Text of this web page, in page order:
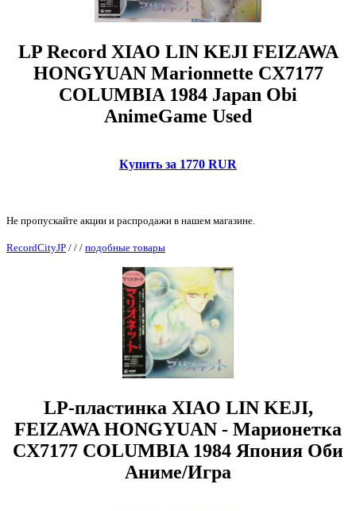
LP Record XIAO LIN KEJI FEIZAWA
HONGYUAN Marionnette CX7177
COLUMBIA 1984 Japan Obi
AnimeGame Used
Купить за 1770 RUR
Не пропускайте акции и распродажи в нашем магазине.
RecordCityJP / / / подобные товары
LP-пластинка XIAO LIN KEJI,
FEIZAWA HONGYUAN - Марионетка
CX7177 COLUMBIA 1984 Япония Оби
Аниме/Игра